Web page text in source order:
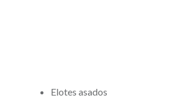
Elotes asados